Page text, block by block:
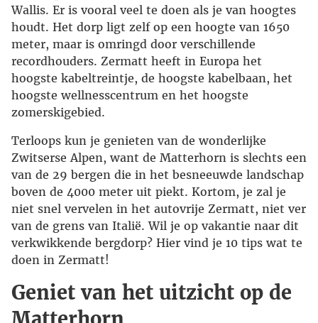
Wallis. Er is vooral veel te doen als je van hoogtes
houdt. Het dorp ligt zelf op een hoogte van 1650
meter, maar is omringd door verschillende
recordhouders. Zermatt heeft in Europa het
hoogste kabeltreintje, de hoogste kabelbaan, het
hoogste wellnesscentrum en het hoogste
zomerskigebied.
Terloops kun je genieten van de wonderlijke
Zwitserse Alpen, want de Matterhorn is slechts een
van de 29 bergen die in het besneeuwde landschap
boven de 4000 meter uit piekt. Kortom, je zal je
niet snel vervelen in het autovrije Zermatt, niet ver
van de grens van Italië. Wil je op vakantie naar dit
verkwikkende bergdorp? Hier vind je 10 tips wat te
doen in Zermatt!
Geniet van het uitzicht op de